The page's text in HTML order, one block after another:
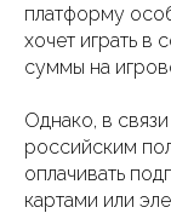
платформу
хочет играть в
суммы на
Однако, в
российским
оплачивать
картами или